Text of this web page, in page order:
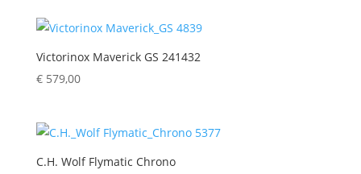
Victorinox Maverick GS 241432
€579,00
C.H. Wolf Flymatic Chrono